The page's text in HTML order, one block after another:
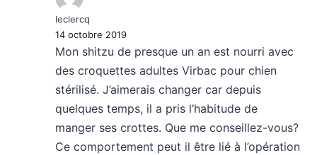
leclercq
14 octobre 2019
Mon shitzu de presque un an est nourri avec
des croquettes adultes Virbac pour chien
stérilisé. J’aimerais changer car depuis
quelques temps, il a pris l’habitude de
manger ses crottes. Que me conseillez-vous?
Ce comportement peut il être lié à l’opération